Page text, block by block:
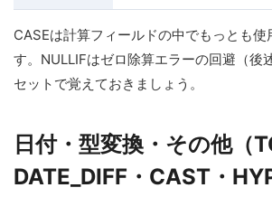
CASEは計算フィールドの中でもっとも
す。NULLIFはゼロ除算エラーの回避（後
セットで覚えておきましょう。
日付・型変換・その他（
DATE_DIFF・CAST・